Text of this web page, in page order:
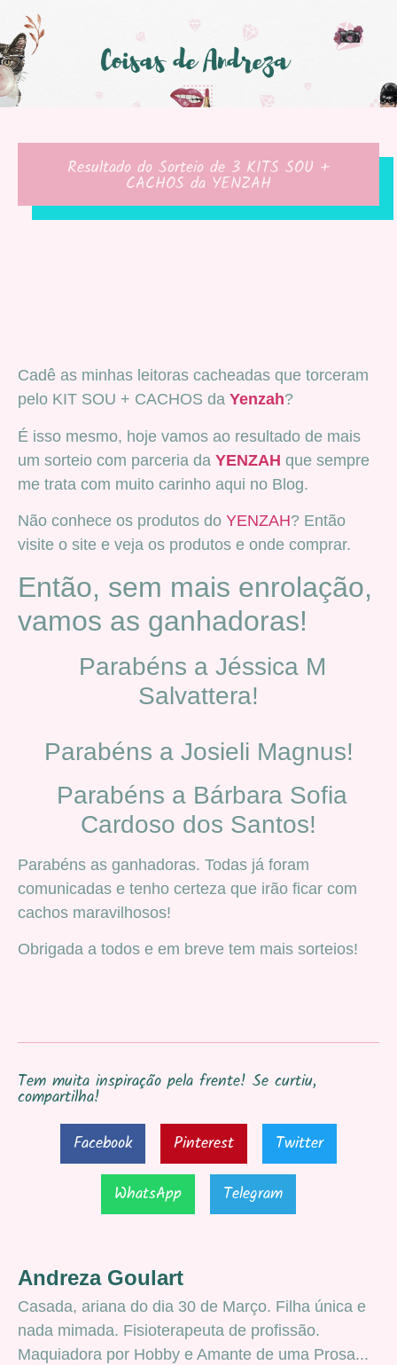
Resultado do Sorteio de 3 KITS SOU +
CACHOS da YENZAH
Cadê as minhas leitoras cacheadas que torceram
pelo KIT SOU + CACHOS da Yenzah?
É isso mesmo, hoje vamos ao resultado de mais
um sorteio com parceria da YENZAH que sempre
me trata com muito carinho aqui no Blog.
Não conhece os produtos do YENZAH? Então
visite o site e veja os produtos e onde comprar.
Então, sem mais enrolação,
vamos as ganhadoras!
Parabéns a Jéssica M
Salvattera!
Parabéns a Josieli Magnus!
Parabéns a Bárbara Sofia
Cardoso dos Santos!
Parabéns as ganhadoras. Todas já foram
comunicadas e tenho certeza que irão ficar com
cachos maravilhosos!
Obrigada a todos e em breve tem mais sorteios!
Tem muita inspiração pela frente! Se curtiu,
compartilha!
Facebook
Pinterest
Twitter
WhatsApp
Telegram
Andreza Goulart
Casada, ariana do dia 30 de Março. Filha única e
nada mimada. Fisioterapeuta de profissão.
Maquiadora por Hobby e Amante de uma Prosa...